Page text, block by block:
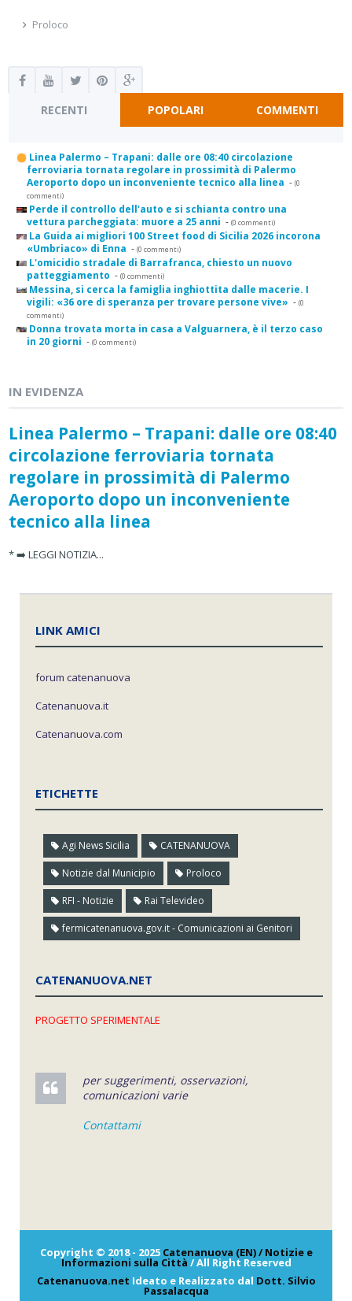
Proloco
RECENTI POPOLARI COMMENTI
Linea Palermo – Trapani: dalle ore 08:40 circolazione
ferroviaria tornata regolare in prossimità di Palermo
Aeroporto dopo un inconveniente tecnico alla linea - (0
commenti)
Perde il controllo dell'auto e si schianta contro una
vettura parcheggiata: muore a 25 anni - (0 commenti)
La Guida ai migliori 100 Street food di Sicilia 2026 incorona
«Umbriaco» di Enna - (0 commenti)
L'omicidio stradale di Barrafranca, chiesto un nuovo
patteggiamento - (0 commenti)
Messina, si cerca la famiglia inghiottita dalle macerie. I
vigili: «36 ore di speranza per trovare persone vive» - (0
commenti)
Donna trovata morta in casa a Valguarnera, è il terzo caso
in 20 giorni - (0 commenti)
IN EVIDENZA
Linea Palermo – Trapani: dalle ore 08:40
circolazione ferroviaria tornata
regolare in prossimità di Palermo
Aeroporto dopo un inconveniente
tecnico alla linea
* ➡️ LEGGI NOTIZIA...
LINK AMICI
forum catenanuova
Catenanuova.it
Catenanuova.com
ETICHETTE
Agi News Sicilia CATENANUOVA
Notizie dal Municipio Proloco
RFI - Notizie Rai Televideo
fermicatenanuova.gov.it - Comunicazioni ai Genitori
CATENANUOVA.NET
PROGETTO SPERIMENTALE
per suggerimenti, osservazioni,
comunicazioni varie
Contattami
Copyright © 2018 - 2025 Catenanuova (EN) / Notizie e
Informazioni sulla Città / All Right Reserved
Catenanuova.net Ideato e Realizzato dal Dott. Silvio
Passalacqua